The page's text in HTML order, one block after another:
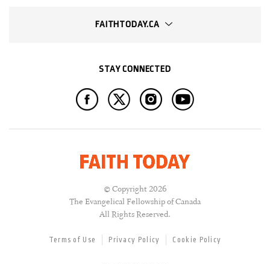
FAITHTODAY.CA
STAY CONNECTED
© Copyright 2026
The Evangelical Fellowship of Canada
All Rights Reserved.
Terms of Use Privacy Policy Cookie Policy